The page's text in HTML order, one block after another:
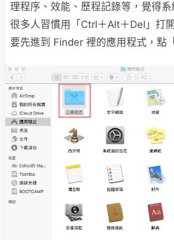
理程序、效能、歷程記錄等，覺得
很多人習慣用「Ctrl＋Alt＋Del」打
要先進到 Finder 裡的應用程式，點